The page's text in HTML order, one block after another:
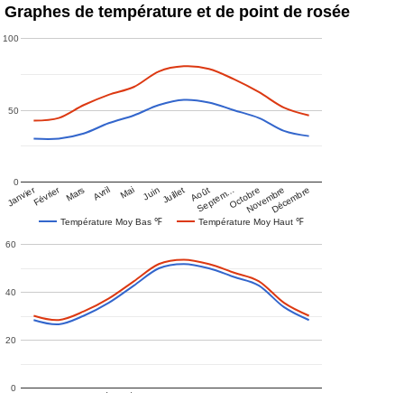
Graphes de température et de point de rosée
Température Moy Bas ℉ Température Moy Haut ℉
JanvierFévrier Mars Avril Mai Juin Juillet Août
Septem…OctobreNovembreDécembre
0
50
100
0
20
40
60